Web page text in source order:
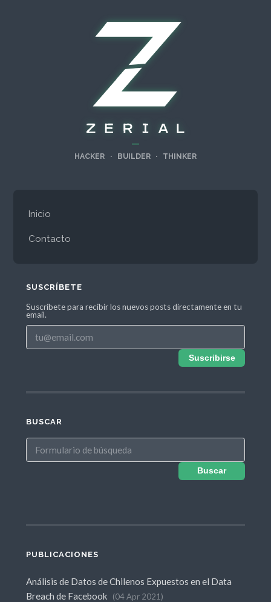
—
HACKER · BUILDER · THINKER
Inicio
Contacto
SUSCRÍBETE
Suscríbete para recibir los nuevos posts directamente en tu
email.
Suscribirse
BUSCAR
Buscar
PUBLICACIONES
Análisis de Datos de Chilenos Expuestos en el Data
Breach de Facebook
04 Apr 2021